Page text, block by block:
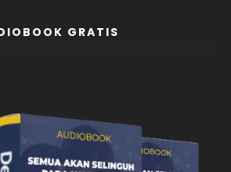
GRATIS